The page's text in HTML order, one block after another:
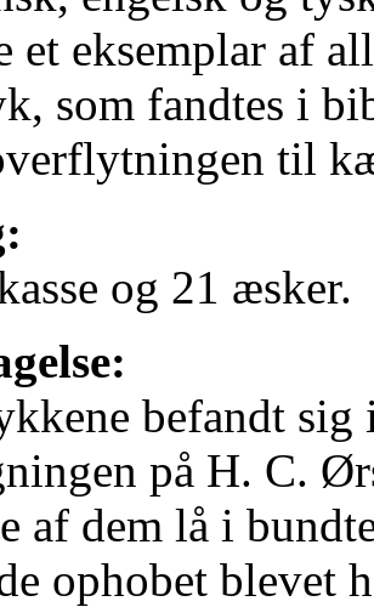
et eksemplar af
som fandtes i
til
og 21 æsker.
befandt
på H. C.
af dem lå i
ophobet blevet